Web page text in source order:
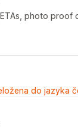
photo proof
do jazyka